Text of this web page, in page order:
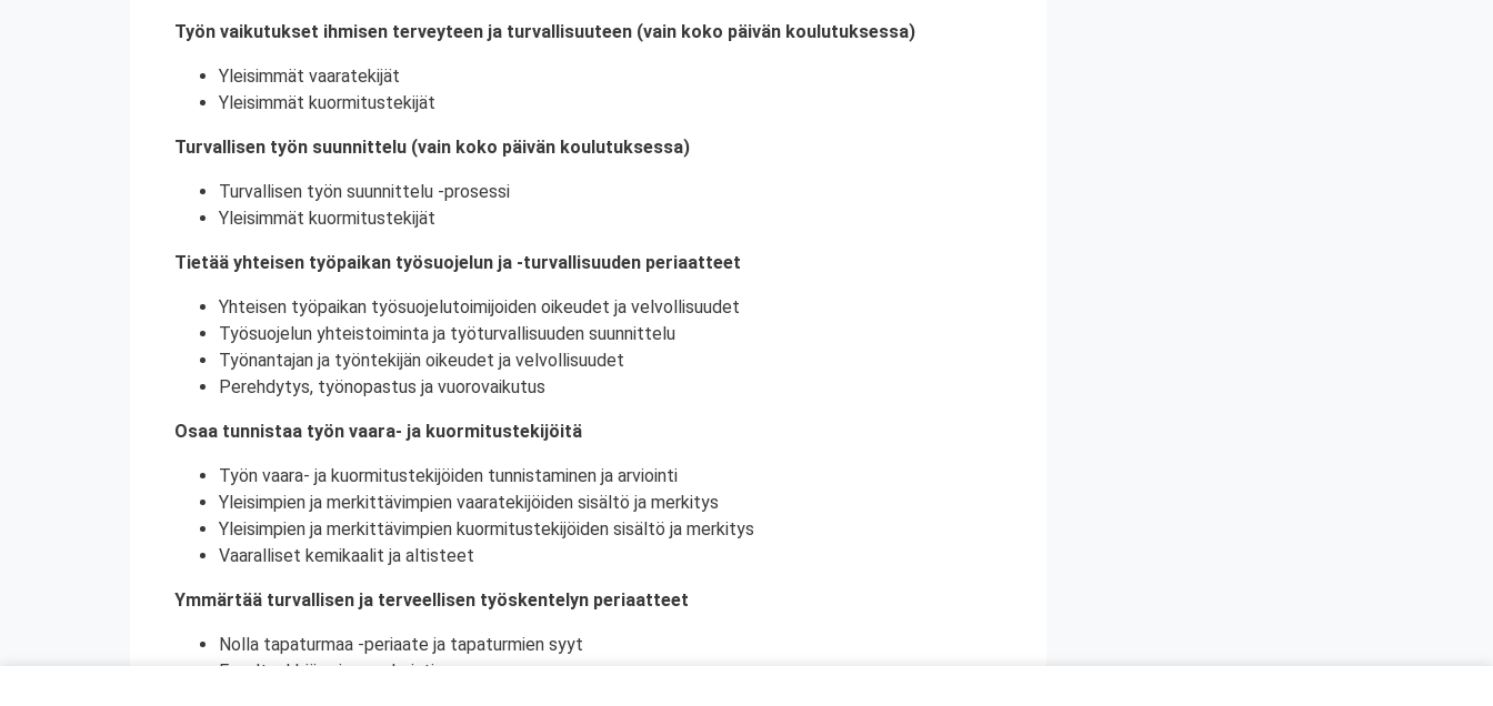
Työn vaikutukset ihmisen terveyteen ja turvallisuuteen (vain koko päivän koulutuksessa)
Yleisimmät vaaratekijät
Yleisimmät kuormitustekijät
Turvallisen työn suunnittelu (vain koko päivän koulutuksessa)
Turvallisen työn suunnittelu -prosessi
Yleisimmät kuormitustekijät
Tietää yhteisen työpaikan työsuojelun ja -turvallisuuden periaatteet
Yhteisen työpaikan työsuojelutoimijoiden oikeudet ja velvollisuudet
Työsuojelun yhteistoiminta ja työturvallisuuden suunnittelu
Työnantajan ja työntekijän oikeudet ja velvollisuudet
Perehdytys, työnopastus ja vuorovaikutus
Osaa tunnistaa työn vaara- ja kuormitustekijöitä
Työn vaara- ja kuormitustekijöiden tunnistaminen ja arviointi
Yleisimpien ja merkittävimpien vaaratekijöiden sisältö ja merkitys
Yleisimpien ja merkittävimpien kuormitustekijöiden sisältö ja merkitys
Vaaralliset kemikaalit ja altisteet
Ymmärtää turvallisen ja terveellisen työskentelyn periaatteet
Nolla tapaturmaa -periaate ja tapaturmien syyt
Ennaltaehkäisy ja ennakointi